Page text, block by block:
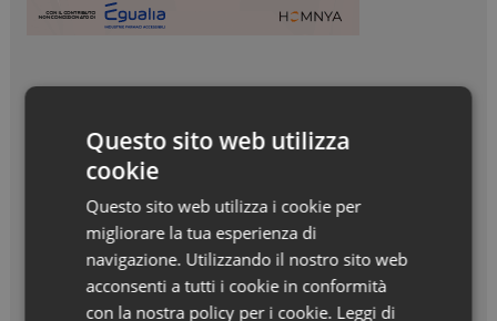
Questo sito web utilizza
cookie
Questo sito web utilizza i cookie per
migliorare la tua esperienza di
navigazione. Utilizzando il nostro sito web
acconsenti a tutti i cookie in conformità
con la nostra policy per i cookie. Leggi di